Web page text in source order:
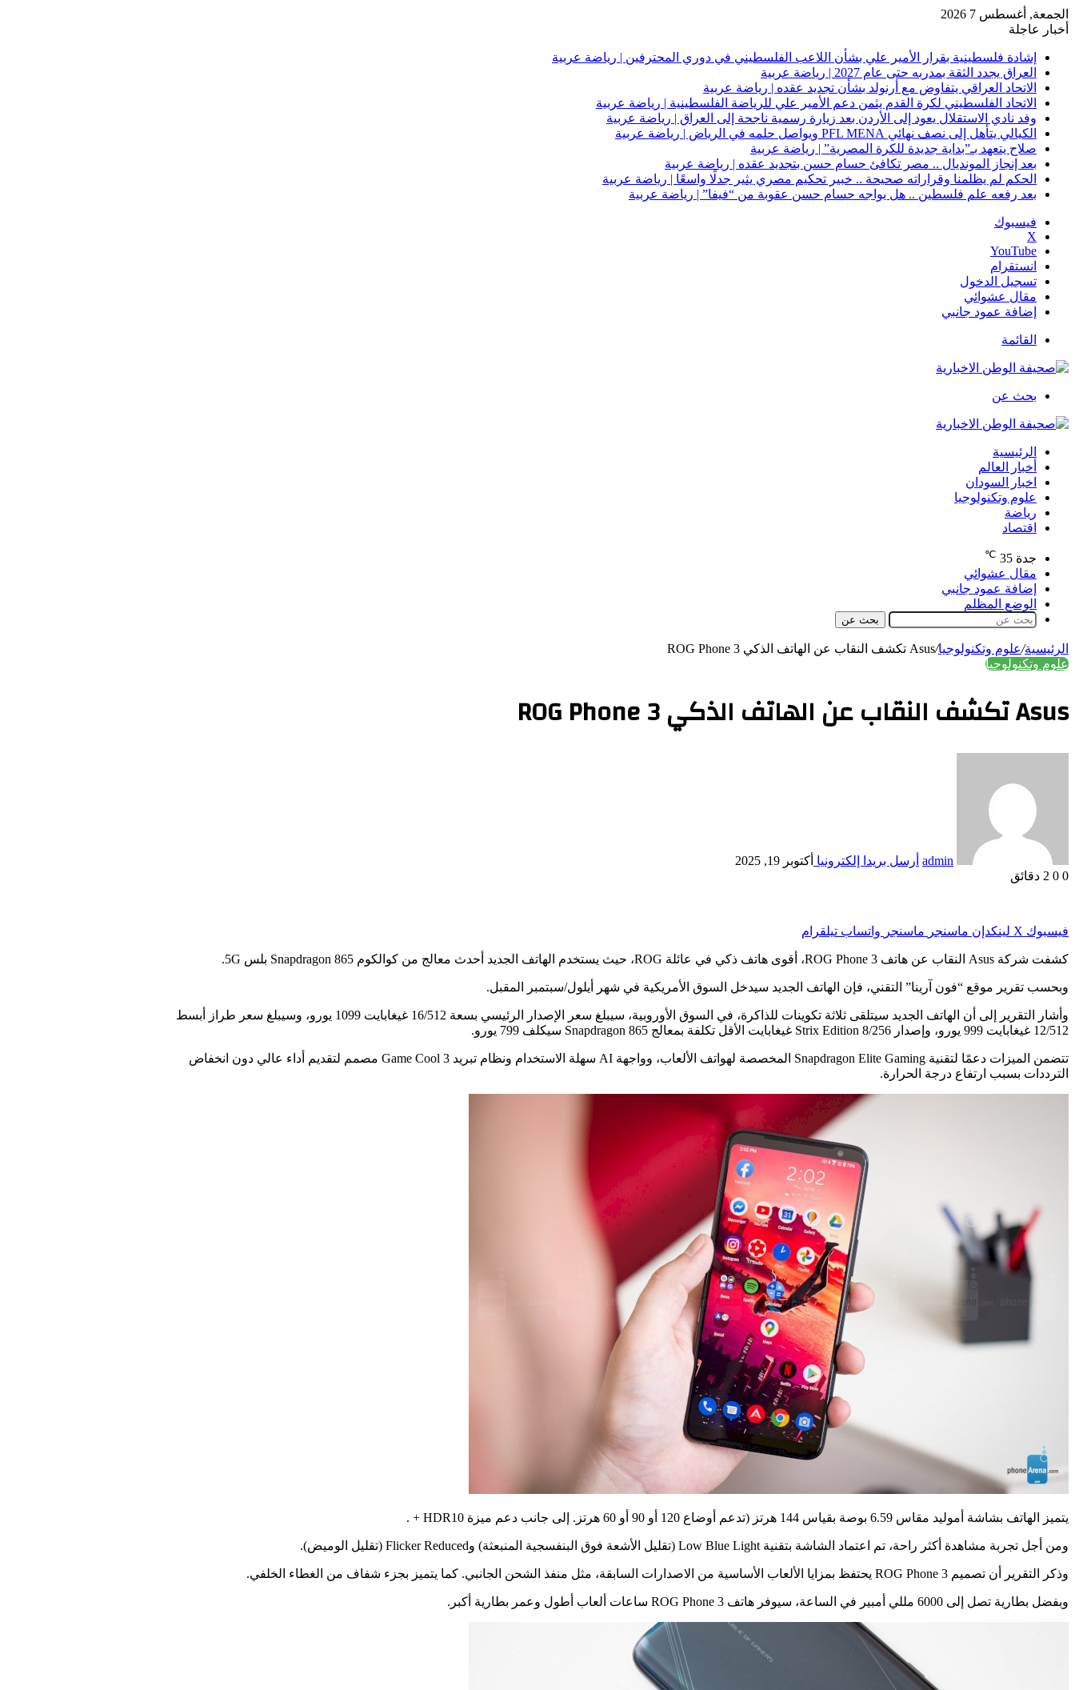
الجمعة, أغسطس 7 2026
أخبار عاجلة
إشادة فلسطينية بقرار الأمير علي بشأن اللاعب الفلسطيني في دوري المحترفين | رياضة عربية
العراق يجدد الثقة بمدربه حتى عام 2027 | رياضة عربية
الاتحاد العراقي يتفاوض مع أرنولد بشأن تجديد عقده | رياضة عربية
الاتحاد الفلسطيني لكرة القدم يثمن دعم الأمير علي للرياضة الفلسطينية | رياضة عربية
وفد نادي الاستقلال يعود إلى الأردن بعد زيارة رسمية ناجحة إلى العراق | رياضة عربية
الكيالي يتأهل إلى نصف نهائي PFL MENA ويواصل حلمه في الرياض | رياضة عربية
صلاح يتعهد بـ”بداية جديدة للكرة المصرية” | رياضة عربية
بعد إنجاز المونديال .. مصر تكافئ حسام حسن بتجديد عقده | رياضة عربية
الحكم لم يظلمنا وقراراته صحيحة .. خبير تحكيم مصري يثير جدلًا واسعًا | رياضة عربية
بعد رفعه علم فلسطين .. هل يواجه حسام حسن عقوبة من “فيفا” | رياضة عربية
فيسبوك
‫X
‫YouTube
انستقرام
تسجيل الدخول
مقال عشوائي
إضافة عمود جانبي
القائمة
بحث عن
الرئيسية
أخبار العالم
اخبار السودان
علوم وتكنولوجيا
رياضة
اقتصاد
جدة 35
℃
مقال عشوائي
إضافة عمود جانبي
الوضع المظلم
بحث عن
الرئيسية/علوم وتكنولوجيا/Asus تكشف النقاب عن الهاتف الذكي ROG Phone 3
علوم وتكنولوجيا
Asus تكشف النقاب عن الهاتف الذكي ROG Phone 3
admin أرسل بريدا إلكترونيا أكتوبر 19, 2025
0
2 دقائق
فيسبوك ‫X لينكدإن ماسنجر ماسنجر واتساب تيلقرام
كشفت شركة Asus النقاب عن هاتف ROG Phone 3، أقوى هاتف ذكي في عائلة ROG، حيث يستخدم الهاتف الجديد أحدث معالج من كوالكوم Snapdragon 865 بلس 5G.
وبحسب تقرير موقع “فون آرينا” التقني، فإن الهاتف الجديد سيدخل السوق الأمريكية في شهر أيلول/سبتمبر المقبل.
وأشار التقرير إلى أن الهاتف الجديد سيتلقى ثلاثة تكوينات للذاكرة، في السوق الأوروبية، سيبلغ سعر الإصدار الرئيسي بسعة 16/512 غيغابايت 1099 يورو، وسيبلغ سعر طراز أبسط
12/512 غيغابايت 999 يورو، وإصدار Strix Edition 8/256 غيغابايت الأقل تكلفة بمعالج Snapdragon 865 سيكلف 799 يورو.
تتضمن الميزات دعمًا لتقنية Snapdragon Elite Gaming المخصصة لهواتف الألعاب، وواجهة AI سهلة الاستخدام ونظام تبريد Game Cool 3 مصمم لتقديم أداء عالي دون انخفاض
الترددات بسبب ارتفاع درجة الحرارة.
يتميز الهاتف بشاشة أموليد مقاس 6.59 بوصة بقياس 144 هرتز (تدعم أوضاع 120 أو 90 أو 60 هرتز. إلى جانب دعم ميزة HDR10 + .
ومن أجل تجربة مشاهدة أكثر راحة، تم اعتماد الشاشة بتقنية Low Blue Light (تقليل الأشعة فوق البنفسجية المنبعثة) وFlicker Reduced (تقليل الوميض).
وذكر التقرير أن تصميم ROG Phone 3 يحتفظ بمزايا الألعاب الأساسية من الاصدارات السابقة، مثل منفذ الشحن الجانبي. كما يتميز بجزء شفاف من الغطاء الخلفي.
وبفضل بطارية تصل إلى 6000 مللي أمبير في الساعة، سيوفر هاتف ROG Phone 3 ساعات ألعاب أطول وعمر بطارية أكبر.